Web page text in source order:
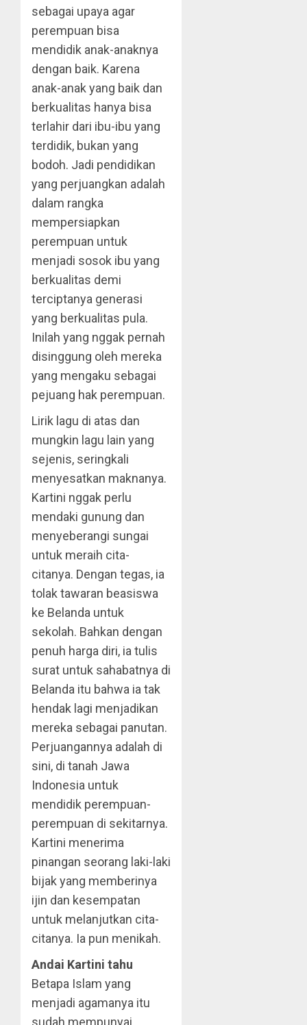
sebagai upaya agar
perempuan bisa
mendidik anak-anaknya
dengan baik. Karena
anak-anak yang baik dan
berkualitas hanya bisa
terlahir dari ibu-ibu yang
terdidik, bukan yang
bodoh. Jadi pendidikan
yang perjuangkan adalah
dalam rangka
mempersiapkan
perempuan untuk
menjadi sosok ibu yang
berkualitas demi
terciptanya generasi
yang berkualitas pula.
Inilah yang nggak pernah
disinggung oleh mereka
yang mengaku sebagai
pejuang hak perempuan.
Lirik lagu di atas dan
mungkin lagu lain yang
sejenis, seringkali
menyesatkan maknanya.
Kartini nggak perlu
mendaki gunung dan
menyeberangi sungai
untuk meraih cita-
citanya. Dengan tegas, ia
tolak tawaran beasiswa
ke Belanda untuk
sekolah. Bahkan dengan
penuh harga diri, ia tulis
surat untuk sahabatnya di
Belanda itu bahwa ia tak
hendak lagi menjadikan
mereka sebagai panutan.
Perjuangannya adalah di
sini, di tanah Jawa
Indonesia untuk
mendidik perempuan-
perempuan di sekitarnya.
Kartini menerima
pinangan seorang laki-laki
bijak yang memberinya
ijin dan kesempatan
untuk melanjutkan cita-
citanya. Ia pun menikah.
Andai Kartini tahu
Betapa Islam yang
menjadi agamanya itu
sudah mempunyai